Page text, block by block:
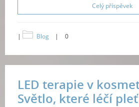
Celý příspěvek
| Blog | 0
LED terapie v
Světlo, které léčí pleť